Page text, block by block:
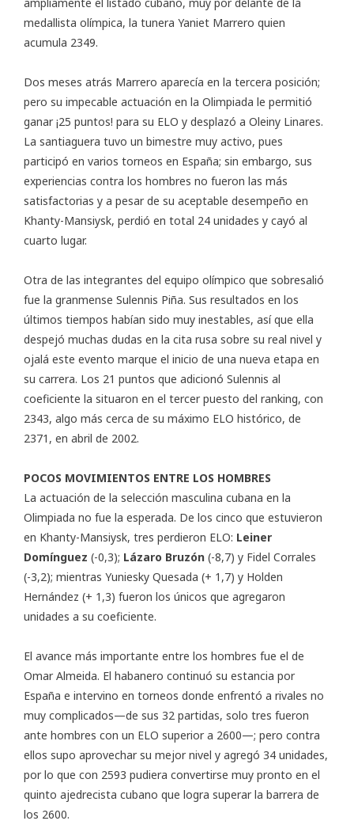
medallista olímpica, la tunera Yaniet Marrero quien
acumula 2349.
Dos meses atrás Marrero aparecía en la tercera posición;
pero su impecable actuación en la Olimpiada le permitió
ganar ¡25 puntos! para su ELO y desplazó a Oleiny Linares.
La santiaguera tuvo un bimestre muy activo, pues
participó en varios torneos en España; sin embargo, sus
experiencias contra los hombres no fueron las más
satisfactorias y a pesar de su aceptable desempeño en
Khanty-Mansiysk, perdió en total 24 unidades y cayó al
cuarto lugar.
Otra de las integrantes del equipo olímpico que sobresalió
fue la granmense Sulennis Piña. Sus resultados en los
últimos tiempos habían sido muy inestables, así que ella
despejó muchas dudas en la cita rusa sobre su real nivel y
ojalá este evento marque el inicio de una nueva etapa en
su carrera. Los 21 puntos que adicionó Sulennis al
coeficiente la situaron en el tercer puesto del ranking, con
2343, algo más cerca de su máximo ELO histórico, de
2371, en abril de 2002.
POCOS MOVIMIENTOS ENTRE LOS HOMBRES
La actuación de la selección masculina cubana en la
Olimpiada no fue la esperada. De los cinco que estuvieron
en Khanty-Mansiysk, tres perdieron ELO: Leiner
Domínguez (-0,3); Lázaro Bruzón (-8,7) y Fidel Corrales
(-3,2); mientras Yuniesky Quesada (+ 1,7) y Holden
Hernández (+ 1,3) fueron los únicos que agregaron
unidades a su coeficiente.
El avance más importante entre los hombres fue el de
Omar Almeida. El habanero continuó su estancia por
España e intervino en torneos donde enfrentó a rivales no
muy complicados—de sus 32 partidas, solo tres fueron
ante hombres con un ELO superior a 2600—; pero contra
ellos supo aprovechar su mejor nivel y agregó 34 unidades,
por lo que con 2593 pudiera convertirse muy pronto en el
quinto ajedrecista cubano que logra superar la barrera de
los 2600.